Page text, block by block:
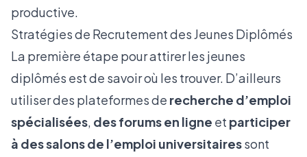
productive.
Stratégies de Recrutement des Jeunes Diplômés
La première étape pour attirer les jeunes
diplômés est de savoir où les trouver. D’ailleurs
utiliser des plateformes de recherche d’emploi
spécialisées, des forums en ligne et participer
à des salons de l’emploi universitairessont